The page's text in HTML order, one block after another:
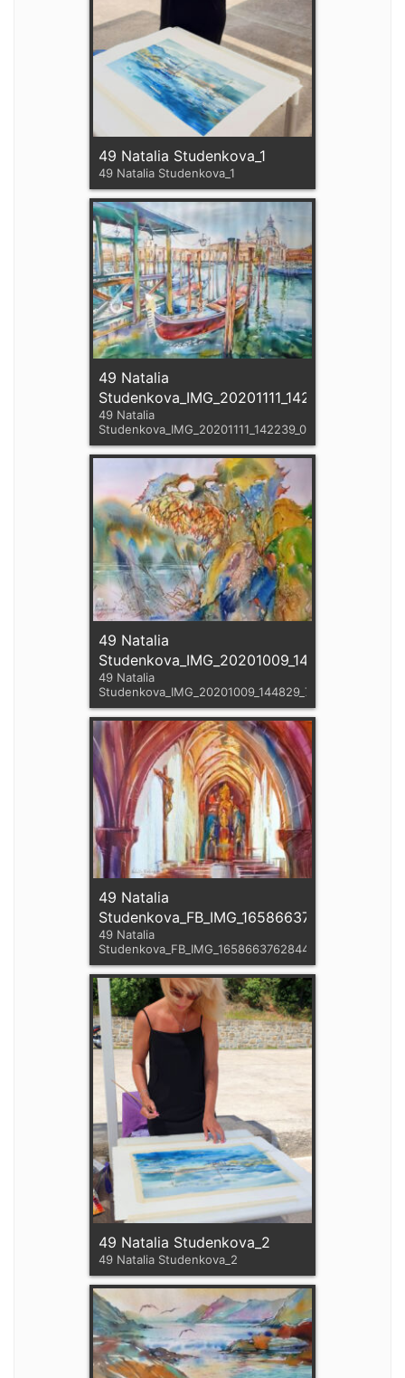
49 Natalia Studenkova_1
49 Natalia Studenkova_1
49 Natalia
Studenkova_IMG_20201111_142239_097
49 Natalia
Studenkova_IMG_20201111_142239_097
49 Natalia
Studenkova_IMG_20201009_144829_797
49 Natalia
Studenkova_IMG_20201009_144829_797
49 Natalia
Studenkova_FB_IMG_1658663762844
49 Natalia
Studenkova_FB_IMG_1658663762844
49 Natalia Studenkova_2
49 Natalia Studenkova_2